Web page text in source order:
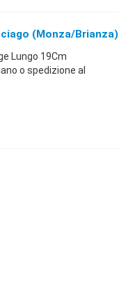
(Monza/Brianza)
Lungo 19Cm
o spedizione al